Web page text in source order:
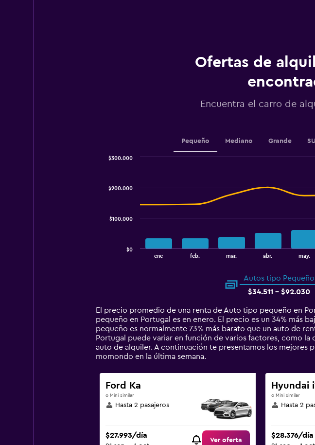
Y
axis
displaying
values.
0
Ofertas de
Encuentra el carro de
Pequeño Mediano Grande
14
categories.
The
chart
has
1
axis
displaying
values.
Range:
0
ene feb. mar. abr. may.
$0
$100.000
$200.000
$300.000
Autos tipo Pequeño
$34.511 - $92.030
El precio promedio de una renta de Auto tipo pequeño en
pequeño en Portugal es en enero. El precio es un 34% más
pequeño es normalmente 73% más barato que un auto de
Portugal puede variar en función de varios factores, como
auto de alquiler. A continuación te presentamos los
momondo en la última semana.
Ford Ka
o Mini similar
Hasta 2 pasajeros
$27.993/día
Ver oferta
Hyundai
o Mini similar
Hasta 2
$28.376/día